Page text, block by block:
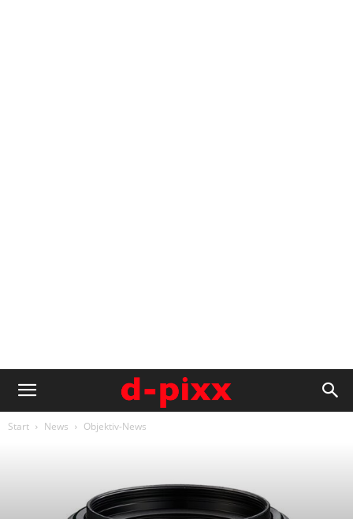
Start News Objektiv-News